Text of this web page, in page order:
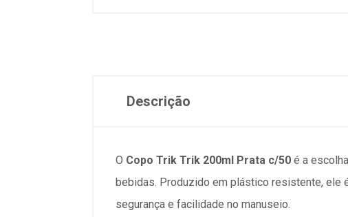
Descrição
O Copo Trik Trik 200ml Prata c/50 é a
bebidas. Produzido em plástico resistente, ele
segurança e facilidade no manuseio.